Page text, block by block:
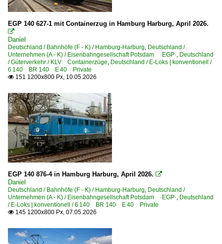
EGP 140 627-1 mit Containerzug in Hamburg Harburg, April 2026.

Daniel
Deutschland / Bahnhöfe (F - K) / Hamburg-Harburg, Deutschland /
Unternehmen (A - K) / Eisenbahngesellschaft Potsdam ·EGP·, Deutschland
/ Güterverkehr / KLV Containerzüge, Deutschland / E-Loks | konventionell /
6 140 BR 140 E 40 Private
 151 1200x800 Px, 10.05.2026
EGP 140 876-4 in Hamburg Harburg, April 2026. 
Daniel
Deutschland / Bahnhöfe (F - K) / Hamburg-Harburg, Deutschland /
Unternehmen (A - K) / Eisenbahngesellschaft Potsdam ·EGP·, Deutschland
/ E-Loks | konventionell / 6 140 BR 140 E 40 Private
 145 1200x800 Px, 07.05.2026